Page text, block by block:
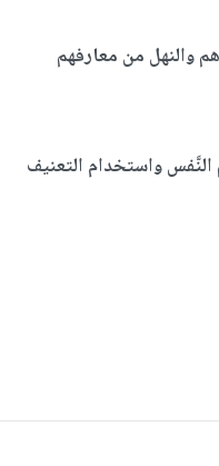
والنهل من معارفهم
النَّفس واستخدام التعنيف